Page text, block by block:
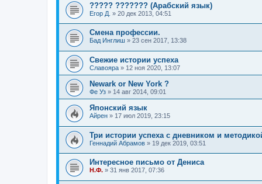
????? ??????? (Арабский язык)
Егор Д. » 20 дек 2013, 04:51
Смена профессии.
Бад Инглиш » 23 сен 2017, 13:38
Свежие истории успеха
Славояра » 12 ноя 2020, 13:07
Newark or New York ?
Фе Уз » 14 авг 2014, 09:01
Японский язык
Айрен » 17 июл 2019, 23:15
Три истории успеха с дневником и
Геннадий Абрамов » 19 дек 2019, 03:51
Интересное письмо от Дениса
Н.Ф. » 31 янв 2017, 07:36